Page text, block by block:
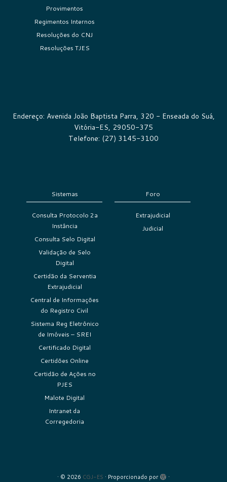
Provimentos
Regimentos Internos
Resoluções do CNJ
Resoluções TJES
Endereço: Avenida João Baptista Parra, 320 - Enseada do Suá,
Vitória-ES, 29050-375
Telefone: (27) 3145-3100
Sistemas
Consulta Protocolo 2a
Instância
Consulta Selo Digital
Validação de Selo
Digital
Certidão da Serventia
Extrajudicial
Central de Informações
do Registro Civil
Sistema Reg Eletrônico
de Imóveis – SREI
Certificado Digital
Certidões Online
Certidão de Ações no
PJES
Malote Digital
Intranet da
Corregedoria
Foro
Extrajudicial
Judicial
· © 2026 CGJ-ES · Proporcionado por ·